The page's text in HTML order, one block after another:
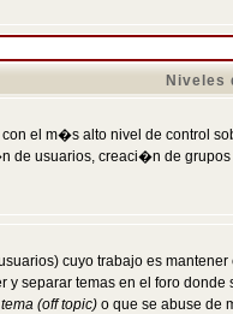
Niveles
el m�s alto nivel de control
de usuarios, creaci�n de
cuyo trabajo es
y separar temas en el foro
(off topic) o que se abuse de